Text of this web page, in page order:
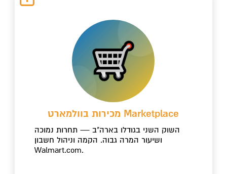
מכירות בוולמארט Marketplace
השוק השני בגודלו בארה"ב — תחרות נמוכה
ושיעור המרה גבוה. הקמה וניהול חשבון
Walmart.com.